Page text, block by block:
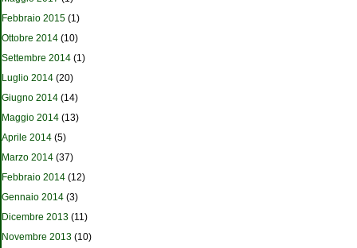
Febbraio 2015 (1)
Ottobre 2014 (10)
Settembre 2014 (1)
Luglio 2014 (20)
Giugno 2014 (14)
Maggio 2014 (13)
Aprile 2014 (5)
Marzo 2014 (37)
Febbraio 2014 (12)
Gennaio 2014 (3)
Dicembre 2013 (11)
Novembre 2013 (10)